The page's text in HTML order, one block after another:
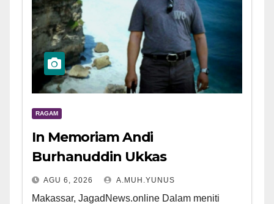
RAGAM
In Memoriam Andi
Burhanuddin Ukkas
AGU 6, 2026 A.MUH.YUNUS
Makassar, JagadNews.online Dalam meniti